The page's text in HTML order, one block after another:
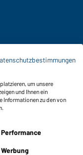
um unsere
und Ihnen ein
Informationen zu den von
Performance
Werbung